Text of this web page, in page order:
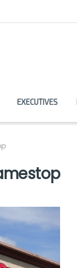
EXECUTIVES